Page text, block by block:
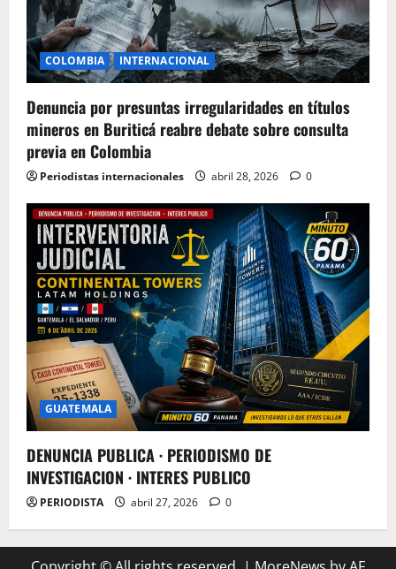
COLOMBIA INTERNACIONAL
Denuncia por presuntas irregularidades en títulos
mineros en Buriticá reabre debate sobre consulta
previa en Colombia
Periodistas internacionales abril 28, 2026 0
GUATEMALA
DENUNCIA PUBLICA · PERIODISMO DE
INVESTIGACION · INTERES PUBLICO
PERIODISTA abril 27, 2026 0